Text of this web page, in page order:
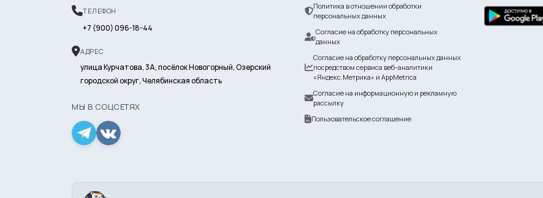
ТЕЛЕФОН
+7 (900) 096-18-44
АДРЕС
улица Курчатова, 3А, посёлок Новогорный, Озерский
городской округ, Челябинская область
МЫ В СОЦСЕТЯХ
Политика в отношении обработки
персональных данных
Согласие на обработку персональных
данных
Согласие на обработку персональных данных
посредством сервиса веб-аналитики
«Яндекс.Метрика» и AppMetrica
Согласие на информационную и рекламную
рассылку
Пользовательское соглашение